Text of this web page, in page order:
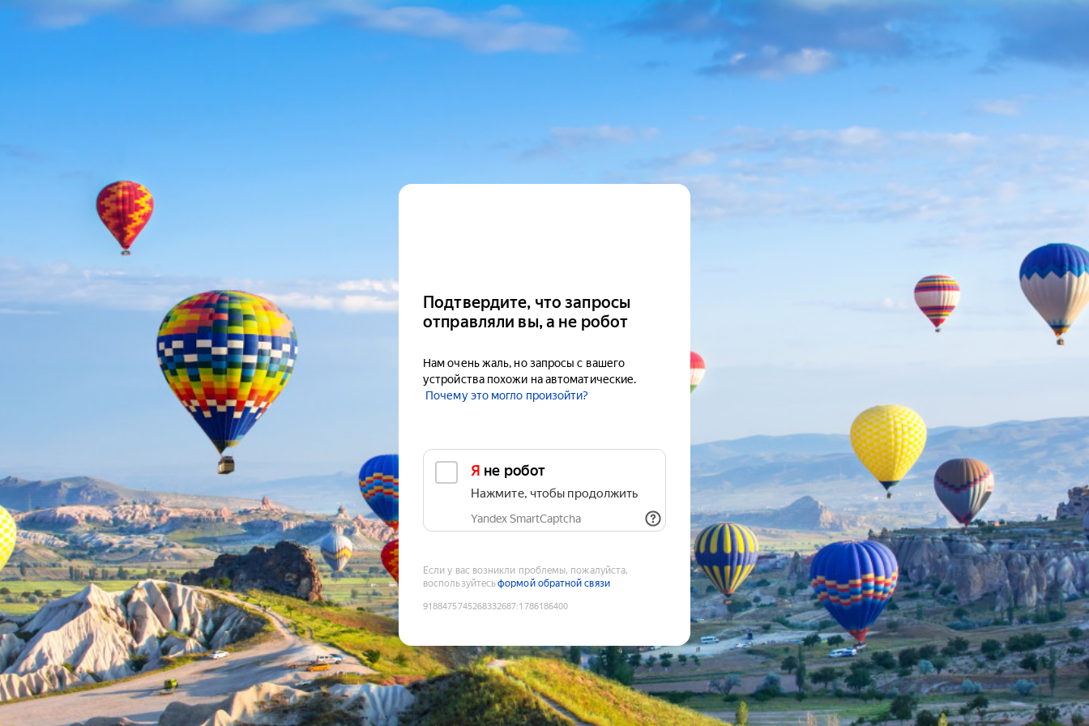
Подтвердите, что запросы
отправляли вы, а не робот
Нам очень жаль, но запросы с вашего
устройства похожи на автоматические.
Почему это могло произойти?
Я не робот
Нажмите, чтобы продолжить
Yandex SmartCaptcha
Если у вас возникли проблемы, пожалуйста,
воспользуйтесьформой обратной связи
9188475745268332687:1786186400